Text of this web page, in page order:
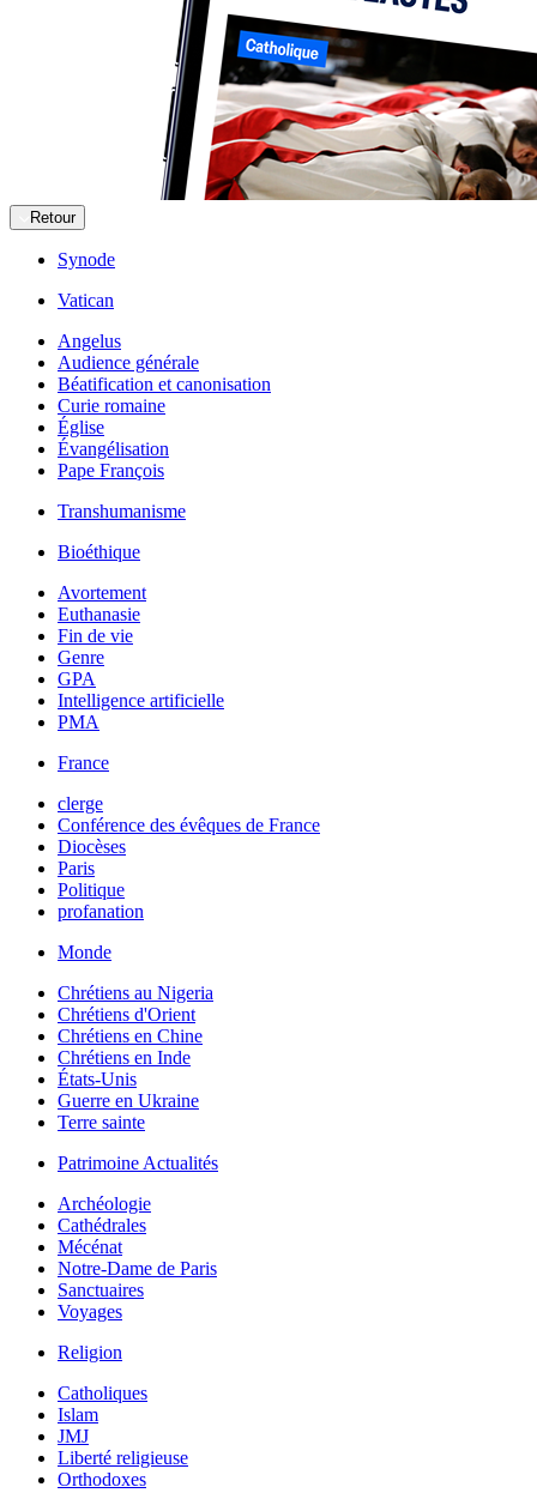
Retour
Synode
Vatican
Angelus
Audience générale
Béatification et canonisation
Curie romaine
Église
Évangélisation
Pape François
Transhumanisme
Bioéthique
Avortement
Euthanasie
Fin de vie
Genre
GPA
Intelligence artificielle
PMA
France
clerge
Conférence des évêques de France
Diocèses
Paris
Politique
profanation
Monde
Chrétiens au Nigeria
Chrétiens d'Orient
Chrétiens en Chine
Chrétiens en Inde
États-Unis
Guerre en Ukraine
Terre sainte
Patrimoine Actualités
Archéologie
Cathédrales
Mécénat
Notre-Dame de Paris
Sanctuaires
Voyages
Religion
Catholiques
Islam
JMJ
Liberté religieuse
Orthodoxes